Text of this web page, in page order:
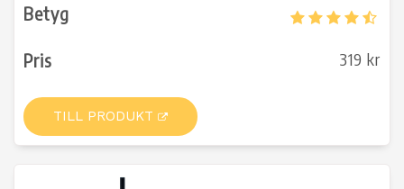
Betyg
Pris 319 kr
TILL PRODUKT